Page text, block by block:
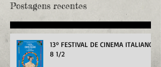
Postagens recentes
13º FESTIVAL DE CINEMA ITALIANO
8 1/2